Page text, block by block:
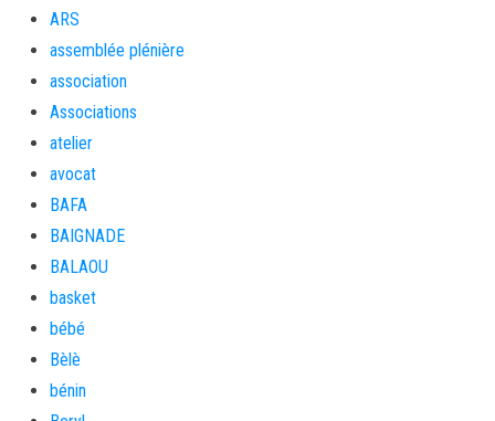
ARS
assemblée plénière
association
Associations
atelier
avocat
BAFA
BAIGNADE
BALAOU
basket
bébé
Bèlè
bénin